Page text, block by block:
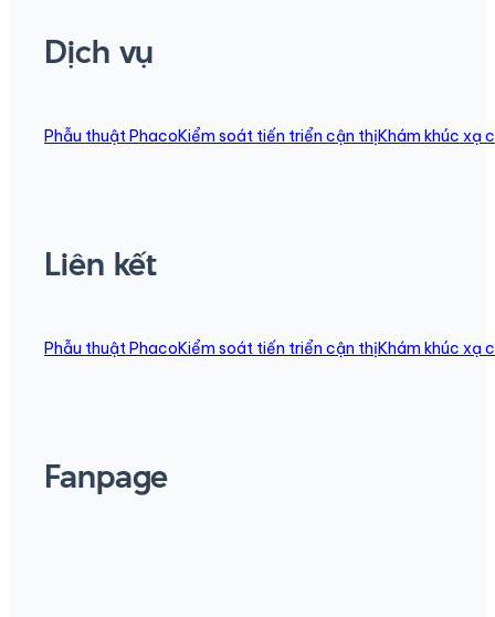
Dịch vụ
Phẫu thuật PhacoKiểm soát tiến triển cận thịKhám khúc xạ
Liên kết
Phẫu thuật PhacoKiểm soát tiến triển cận thịKhám khúc xạ
Fanpage